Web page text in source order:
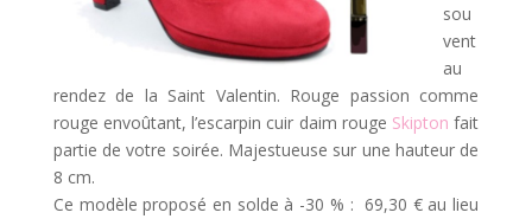
sou
vent
au
rendez de la Saint Valentin. Rouge passion comme
rouge envoûtant, l’escarpin cuir daim rouge Skipton fait
partie de votre soirée. Majestueuse sur une hauteur de
8 cm.
Ce modèle proposé en solde à -30 % : 69,30 € au lieu